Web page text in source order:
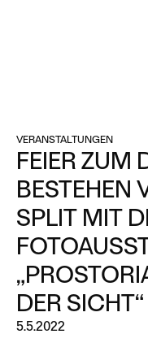
VERANSTALTUNGEN
FEIER ZUM
BESTEHEN
SPLIT MIT
DER SICHT“
5.5.2022